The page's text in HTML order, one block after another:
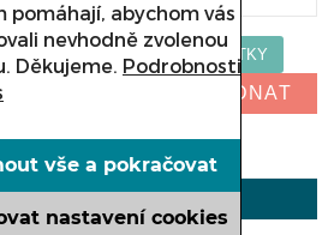
NELZE OBJEDNAT
pomáhají, abychom vás
nevhodně zvolenou
Děkujeme. Podrobnosti
nastavení cookies
vše a pokračovat